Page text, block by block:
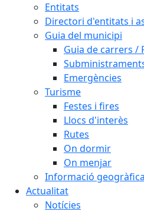
Entitats
Directori d'entitats i
Guia del municipi
Guia de carrers /
Emergències
Turisme
Festes i fires
Llocs d'interès
Rutes
On dormir
On menjar
Informació geogràfica
Actualitat
Notícies